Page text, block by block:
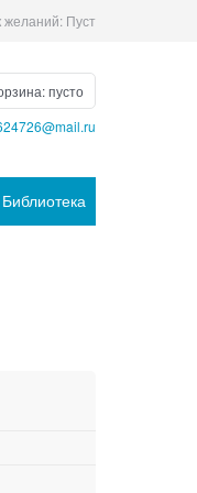
желаний: Пуст
пусто
Библиотека